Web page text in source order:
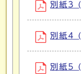
別紙3
別紙4
別紙5